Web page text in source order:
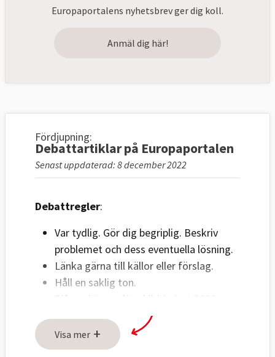
Europaportalens nyhetsbrev ger dig koll.
Anmäl dig här!
Fördjupning:
Debattartiklar på Europaportalen
Senast uppdaterad: 8 december 2022
Debattregler:
Var tydlig. Gör dig begriplig. Beskriv
problemet och dess eventuella lösning.
Länka gärna till källor eller förslag.
Håll en saklig ton.
Bifoga högupplöst bild (minst 2000
pixlar) på debattör i liggande format.
Ange fotograf.
Om fler personer ska visas på bild
Visa mer +